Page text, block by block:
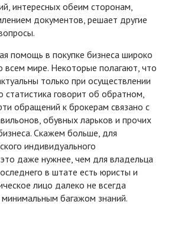
интересных обеим сторонам,
документов, решает другие
помощь в покупке бизнеса широко
всем мире. Некоторые полагают, что
только при осуществлении
статистика говорит об обратном,
обращений к брокерам связано с
обувных ларьков и прочих
Скажем больше, для
индивидуального
даже нужнее, чем для владельца
в штате есть юристы и
лицо далеко не всегда
багажом знаний.